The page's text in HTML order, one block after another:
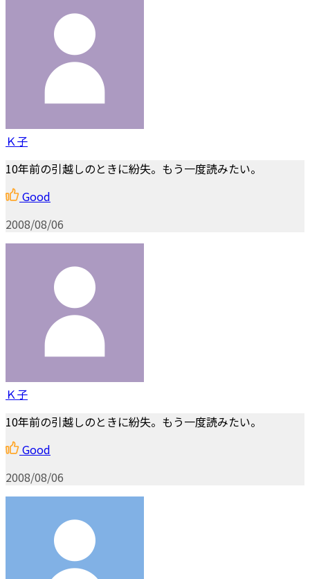
Ｋ子
10年前の引越しのときに紛失。もう一度読みたい。
Good
2008/08/06
Ｋ子
10年前の引越しのときに紛失。もう一度読みたい。
Good
2008/08/06